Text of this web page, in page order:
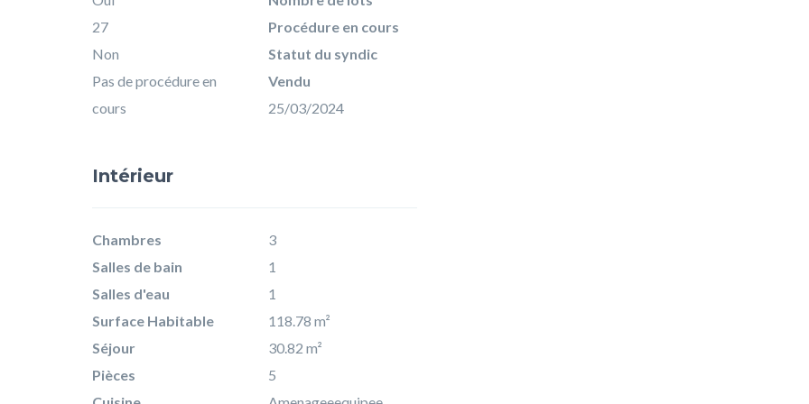
27
Procédure en cours
Non
Statut du syndic
Pas de procédure en
cours
Vendu
25/03/2024
Intérieur
Chambres
3
Salles de bain
1
Salles d'eau
1
Surface Habitable
118.78 m²
Séjour
30.82 m²
Pièces
5